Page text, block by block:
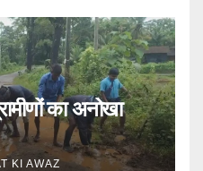
का अनोखा
KI AWAZ